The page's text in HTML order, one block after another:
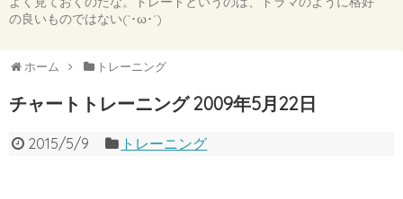
の良いものではない(`･ω･´)
ホーム トレーニング
チャートトレーニング 2009年5月22日
2015/5/9 トレーニング